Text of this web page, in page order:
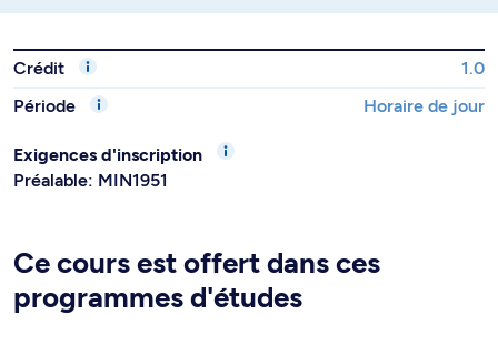
Crédit
1.0
Période
Horaire de jour
Exigences d'inscription
Préalable: MIN1951
Ce cours est offert dans ces
programmes d'études